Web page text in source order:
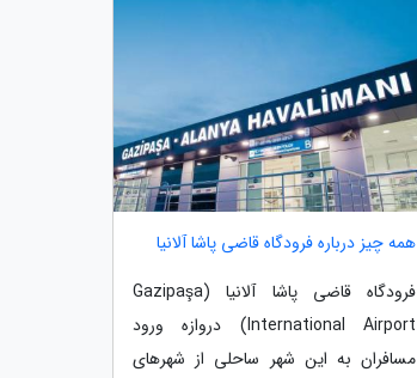
همه چیز درباره فرودگاه قاضی پاشا آلانیا
فرودگاه قاضی پاشا آلانیا (Gazipaşa
International Airport) دروازه ورود
مسافران به این شهر ساحلی از شهرهای